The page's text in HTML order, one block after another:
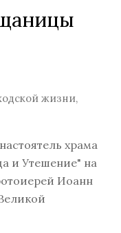
жизни,
храма
и Утешение" на
Иоанн